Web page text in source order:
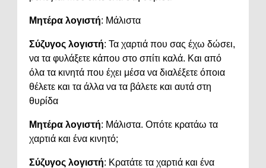
Μητέρα λογιστή: Μάλιστα
Σύζυγος λογιστή: Τα χαρτιά που σας έχω δώσει,
να τα φυλάξετε κάπου στο σπίτι καλά. Και από
όλα τα κινητά που έχει μέσα να διαλέξετε όποια
θέλετε και τα άλλα να τα βάλετε και αυτά στη
θυρίδα
Μητέρα λογιστή: Μάλιστα. Οπότε κρατάω τα
χαρτιά και ένα κινητό;
Σύζυγος λογιστή: Κρατάτε τα χαρτιά και ένα